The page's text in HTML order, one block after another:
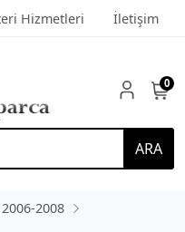
Hizmetleri İletişim
ARA
0
2008